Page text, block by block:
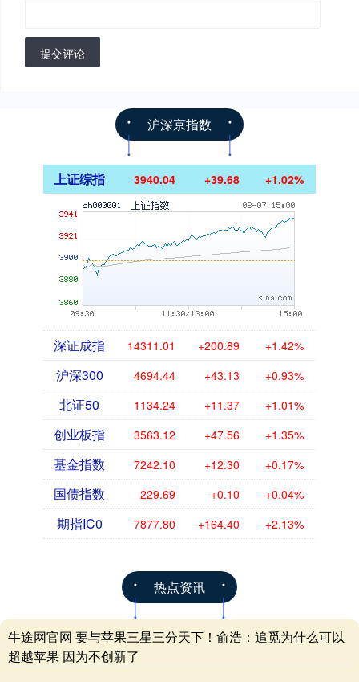
提交评论
沪深京指数
上证综指 3940.04 +39.68 +1.02%
深证成指 14311.01 +200.89 +1.42%
沪深300 4694.44 +43.13 +0.93%
北证50 1134.24 +11.37 +1.01%
创业板指 3563.12 +47.56 +1.35%
基金指数 7242.10 +12.30 +0.17%
国债指数 229.69 +0.10 +0.04%
期指IC0 7877.80 +164.40 +2.13%
热点资讯
牛途网官网 要与苹果三星三分天下！俞浩：追觅为什么可以
超越苹果 因为不创新了